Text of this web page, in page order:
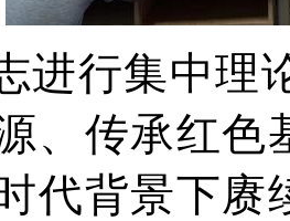
进行集中理
、传承红色
代背景下赓